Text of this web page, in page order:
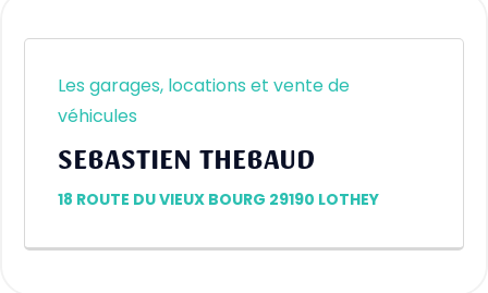
Les garages, locations et vente de
véhicules
SEBASTIEN THEBAUD
18 ROUTE DU VIEUX BOURG 29190 LOTHEY